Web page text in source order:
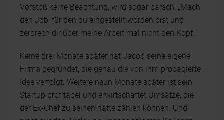
Vorstoß keine Beachtung, wird sogar barsch: „Mach
den Job, für den du eingestellt worden bist und
zerbrech dir über meine Arbeit mal nicht den Kopf.“
Keine drei Monate später hat Jacob seine eigene
Firma gegründet, die genau die von ihm propagierte
Idee verfolgt. Weitere neun Monate später ist sein
Startup profitabel und erwirtschaftet Umsätze, die
der Ex-Chef zu seinen hätte zählen können. Und